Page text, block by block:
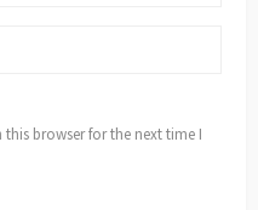
browser for the next time I